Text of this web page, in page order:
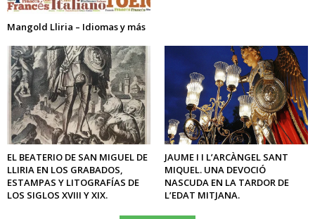
Mangold Lliria – Idiomas y más
EL BEATERIO DE SAN MIGUEL DE
LLIRIA EN LOS GRABADOS,
ESTAMPAS Y LITOGRAFÍAS DE
LOS SIGLOS XVIII Y XIX.
JAUME I I L’ARCÀNGEL SANT
MIQUEL. UNA DEVOCIÓ
NASCUDA EN LA TARDOR DE
L’EDAT MITJANA.